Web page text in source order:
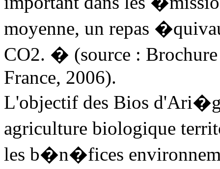
moyenne, un repas
CO2. � (source :
France, 2006).
L'objectif des Bios
agriculture biologique
les b�n�fices